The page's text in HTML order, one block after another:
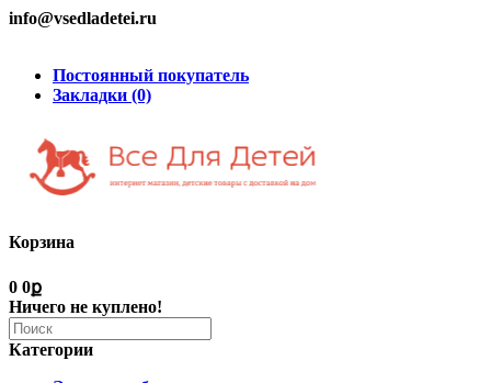
info@vsedladetei.ru
Постоянный покупатель
Закладки (0)
Корзина
0 0ք
Ничего не куплено!
Категории